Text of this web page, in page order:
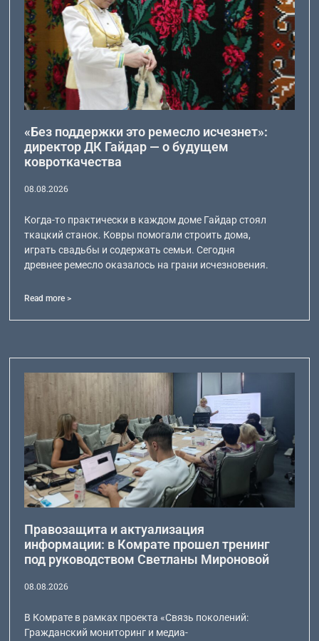
«Без поддержки это ремесло исчезнет»:
директор ДК Гайдар — о будущем
ковроткачества
08.08.2026
Когда-то практически в каждом доме Гайдар стоял
ткацкий станок. Ковры помогали строить дома,
играть свадьбы и содержать семьи. Сегодня
древнее ремесло оказалось на грани исчезновения.
Read more >
Правозащита и актуализация
информации: в Комрате прошел тренинг
под руководством Светланы Мироновой
08.08.2026
В Комрате в рамках проекта «Связь поколений:
Гражданский мониторинг и медиа-